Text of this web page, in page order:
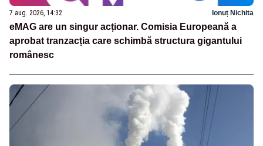
7 aug. 2026, 14:32 Ionuț Nichita
eMAG are un singur acționar. Comisia Europeană a
aprobat tranzacția care schimbă structura gigantului
românesc